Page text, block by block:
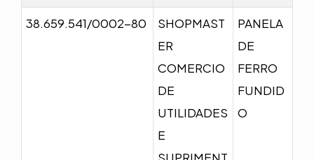
38.659.541/0002-80
SHOPMAST
ER
COMERCIO
DE
UTILIDADES
E
PANELA
DE
FERRO
FUNDID
O